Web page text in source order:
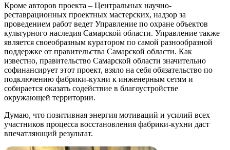
Кроме авторов проекта – Центральных научно-
реставрационных проектных мастерских, надзор за
проведением работ ведет Управление по охране объектов
культурного наследия Самарской области. Управление также
является своеобразным куратором по самой разнообразной
поддержке от правительства Самарской области. Как
известно, правительство Самарской области значительно
софинансирует этот проект, взяло на себя обязательство по
подключению фабрики-кухни к инженерным сетям и
собирается оказать содействие в благоустройстве
окружающей территории.
Думаю, что позитивная энергия мотиваций и усилий всех
участников процесса восстановления фабрики-кухни даст
впечатляющий результат.